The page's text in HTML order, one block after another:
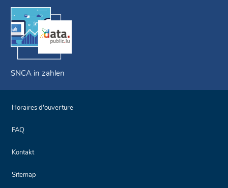
SNCA in zahlen
Horaires d'ouverture
FAQ
Kontakt
Sitemap